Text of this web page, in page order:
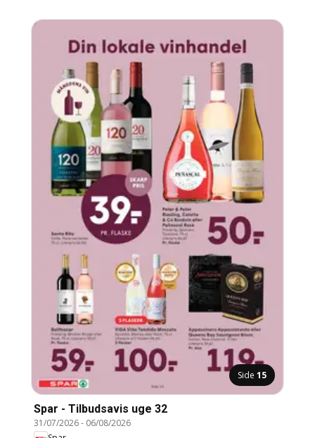
Side 15
Spar - Tilbudsavis uge 32
31/07/2026- 06/08/2026